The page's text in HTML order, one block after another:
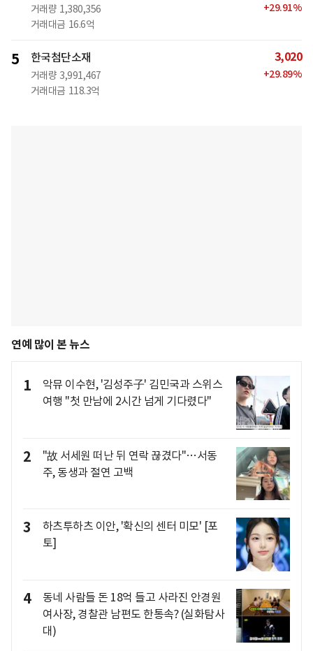
거래량 1,380,356
거래대금 16.6억
+29.91%
5 한국첨단소재
거래량 3,991,467
거래대금 118.3억
3,020
+29.89%
연예 많이 본 뉴스
1
악뮤 이수현, '김성주子' 김민국과 스위스
여행 "첫 만남에 2시간 넘게 기다렸다"
2
"故 서세원 떠난 뒤 연락 끊겼다"…서동
주, 동생과 절연 고백
3
하츠투하츠 이안, '확신의 센터 미모' [포
토]
4
동네 사람들 돈 18억 들고 사라진 안경원
여사장, 경찰관 남편도 한통속? (실화탐사
대)